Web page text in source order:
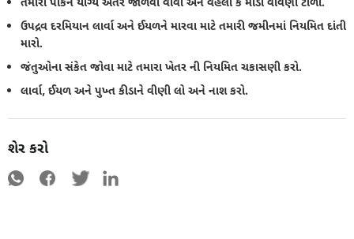
ઉપદ્રવ દરમિયાન લાર્વા અને ઈયળને મારવા માટે તમારી જમીનમાં નિયમિત દાંતી
મારો.
જંતુઓના સંકેત જોવા માટે તમારા ખેતર ની નિયમિત ચકાસણી કરો.
લાર્વા, ઈયળ અને પુખ્ત કીડાને વીણી લો અને નાશ કરો.
શેર કરો